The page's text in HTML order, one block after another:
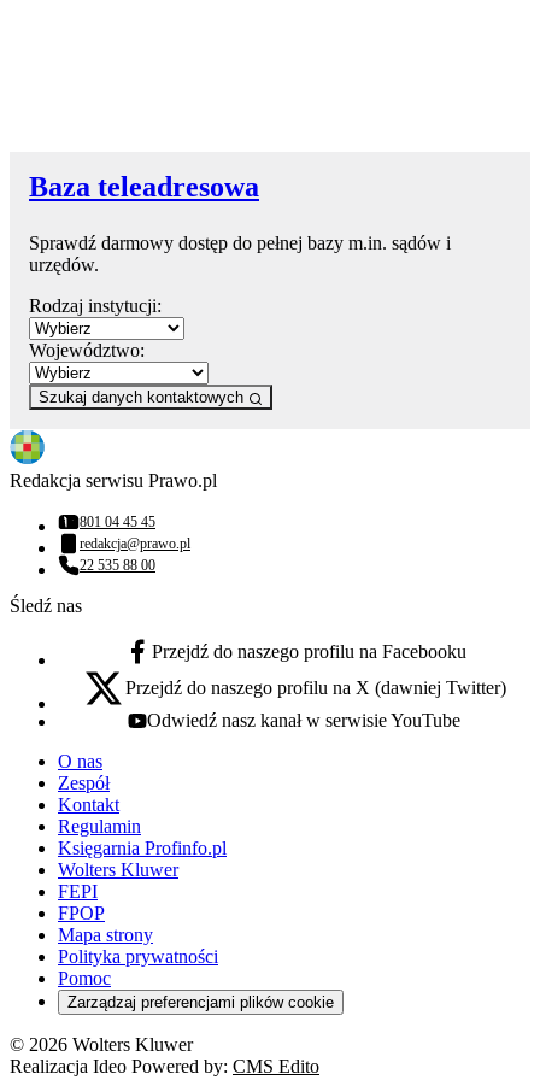
Baza teleadresowa
Sprawdź darmowy dostęp do pełnej bazy m.in. sądów i
urzędów.
Rodzaj instytucji:
Województwo:
Szukaj danych kontaktowych
Redakcja serwisu Prawo.pl
Numer telefonu:
801 04 45 45
Adres email:
redakcja@prawo.pl
Numer telefonu:
22 535 88 00
Śledź nas
facebook - otwiera się w nowej karcie
Przejdź do naszego profilu na Facebooku
x - otwiera się w nowej karcie
Przejdź do naszego profilu na X (dawniej Twitter)
youtube - otwiera się w nowej karcie
Odwiedź nasz kanał w serwisie YouTube
O nas
Zespół
Kontakt
Regulamin
Księgarnia Profinfo.pl
Wolters Kluwer
FEPI
FPOP
Mapa strony
Polityka prywatności
Pomoc
Zarządzaj preferencjami plików cookie
© 2026 Wolters Kluwer
Realizacja Ideo Powered by: CMS Edito